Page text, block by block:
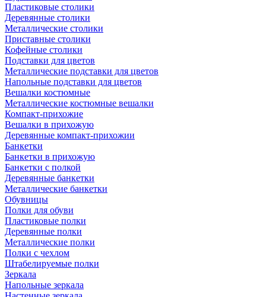
Пластиковые столики
Деревянные столики
Металлические столики
Приставные столики
Кофейные столики
Подставки для цветов
Металлические подставки для цветов
Напольные подставки для цветов
Вешалки костюмные
Металлические костюмные вешалки
Компакт-прихожие
Вешалки в прихожую
Деревянные компакт-прихожии
Банкетки
Банкетки в прихожую
Банкетки с полкой
Деревянные банкетки
Металлические банкетки
Обувницы
Полки для обуви
Пластиковые полки
Деревянные полки
Металлические полки
Полки с чехлом
Штабелируемые полки
Зеркала
Напольные зеркала